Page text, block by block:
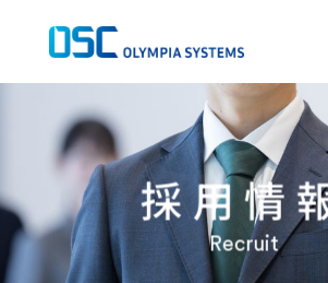
採用情
Recruit